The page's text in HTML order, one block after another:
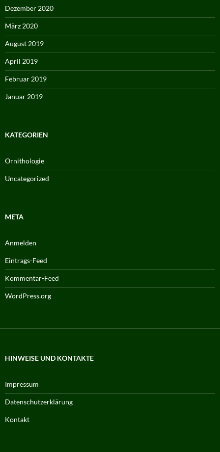
Dezember 2020
März 2020
August 2019
April 2019
Februar 2019
Januar 2019
KATEGORIEN
Ornithologie
Uncategorized
META
Anmelden
Eintrags-Feed
Kommentar-Feed
WordPress.org
HINWEISE UND KONTAKTE
Impressum
Datenschutzerklärung
Kontakt